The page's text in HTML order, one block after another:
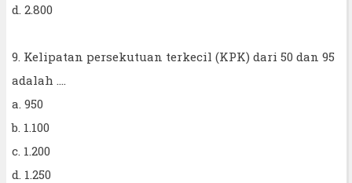
d. 2.800
9. Kelipatan persekutuan terkecil (KPK) dari 50 dan 95
adalah ....
a. 950
b. 1.100
c. 1.200
d. 1.250